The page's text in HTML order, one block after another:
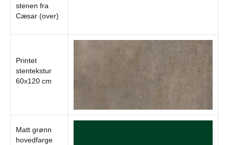
stenen fra
Cæsar (over)
Printet
stentekstur
60x120 cm
Matt grønn
hovedfarge